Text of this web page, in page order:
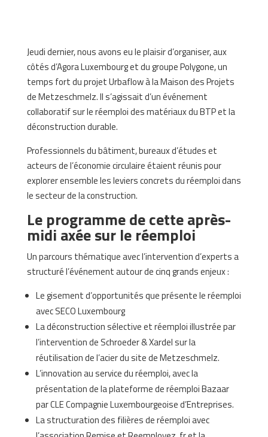
Jeudi dernier, nous avons eu le plaisir d’organiser, aux
côtés d’Agora Luxembourg et du groupe Polygone, un
temps fort du projet Urbaflow à la Maison des Projets
de Metzeschmelz. Il s’agissait d’un événement
collaboratif sur le réemploi des matériaux du BTP et la
déconstruction durable.
Professionnels du bâtiment, bureaux d’études et
acteurs de l’économie circulaire étaient réunis pour
explorer ensemble les leviers concrets du réemploi dans
le secteur de la construction.
Le programme de cette après-
midi axée sur le réemploi
Un parcours thématique avec l’intervention d’experts a
structuré l’événement autour de cinq grands enjeux :
Le gisement d’opportunités que présente le réemploi
avec SECO Luxembourg
La déconstruction sélective et réemploi illustrée par
l’intervention de Schroeder & Xardel sur la
réutilisation de l’acier du site de Metzeschmelz.
L’innovation au service du réemploi, avec la
présentation de la plateforme de réemploi Bazaar
par CLE Compagnie Luxembourgeoise d’Entreprises.
La structuration des filières de réemploi avec